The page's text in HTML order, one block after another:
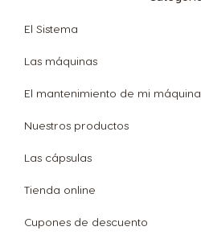
El Sistema
Las máquinas
El mantenimiento de mi máquina
Nuestros productos
Las cápsulas
Tienda online
Cupones de descuento